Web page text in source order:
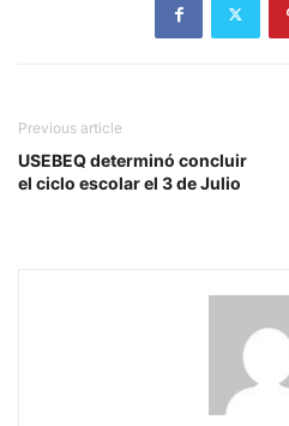
Previous article
USEBEQ determinó concluir
el ciclo escolar el 3 de Julio